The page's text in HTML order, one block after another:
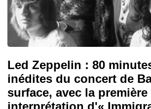
Led Zeppelin : 80
inédites du concert de
surface, avec la première